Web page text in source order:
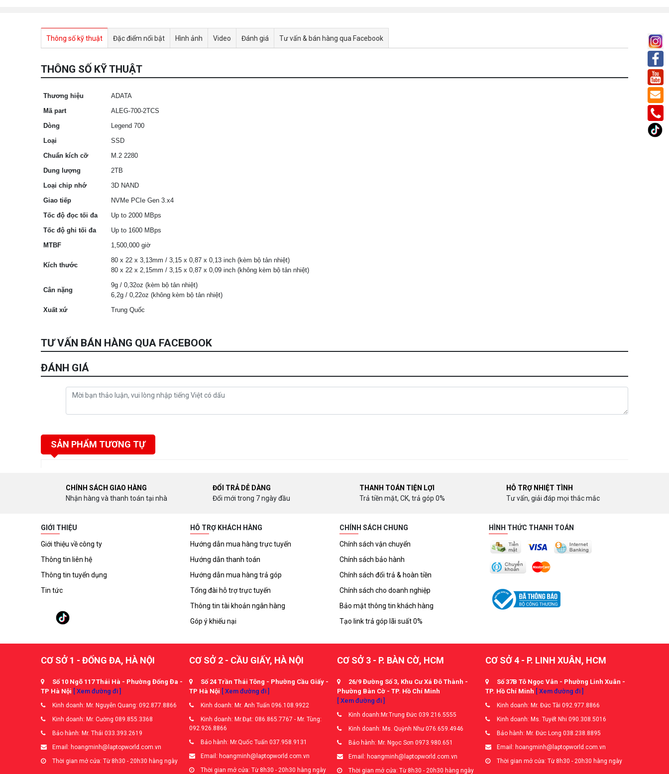
Thông số kỹ thuật Đặc điểm nổi bật Hình ảnh Video Đánh giá Tư vấn & bán hàng qua Facebook
THÔNG SỐ KỸ THUẬT
Thương hiệu
ADATA
Mã part
ALEG-700-2TCS
Dòng
Legend 700
Loại
SSD
Chuẩn kích cỡ
M.2 2280
Dung lượng
2TB
Loại chip nhớ
3D NAND
Giao tiếp
NVMe PCIe Gen 3.x4
Tốc độ đọc tối đa
Up to 2000 MBps
Tốc độ ghi tối đa
Up to 1600 MBps
MTBF
1,500,000 giờ
Kích thước
80 x 22 x 3,13mm / 3,15 x 0,87 x 0,13 inch (kèm bộ tản nhiệt)
80 x 22 x 2,15mm / 3,15 x 0,87 x 0,09 inch (không kèm bộ tản nhiệt)
Cân nặng
9g / 0,32oz (kèm bộ tản nhiệt)
6,2g / 0,22oz (không kèm bộ tản nhiệt)
Xuất xứ
Trung Quốc
TƯ VẤN BÁN HÀNG QUA FACEBOOK
ĐÁNH GIÁ
SẢN PHẨM TƯƠNG TỰ
CHÍNH SÁCH GIAO HÀNG
Nhận hàng và thanh toán tại nhà
ĐỔI TRẢ DỄ DÀNG
Đổi mới trong 7 ngày đầu
THANH TOÁN TIỆN LỢI
Trả tiền mặt, CK, trả góp 0%
HỖ TRỢ NHIỆT TÌNH
Tư vấn, giải đáp mọi thắc mắc
GIỚI THIỆU
Giới thiệu về công ty
Thông tin liên hệ
Thông tin tuyển dụng
Tin tức
HỖ TRỢ KHÁCH HÀNG
Hướng dẫn mua hàng trực tuyến
Hướng dẫn thanh toán
Hướng dẫn mua hàng trả góp
Tổng đài hỗ trợ trực tuyến
Thông tin tài khoản ngân hàng
Góp ý khiếu nại
CHÍNH SÁCH CHUNG
Chính sách vận chuyển
Chính sách bảo hành
Chính sách đổi trả & hoàn tiền
Chính sách cho doanh nghiệp
Bảo mật thông tin khách hàng
Tạo link trả góp lãi suất 0%
HÌNH THỨC THANH TOÁN
CƠ SỞ 1 - ĐỐNG ĐA, HÀ NỘI
Số 10 Ngõ 117 Thái Hà - Phường Đống Đa -
TP Hà Nội [ Xem đường đi ]
Kinh doanh: Mr. Nguyễn Quang: 092.877.8866
Kinh doanh: Mr. Cường 089.855.3368
Bảo hành: Mr. Thái 033.393.2619
Email: hoangminh@laptopworld.com.vn
Thời gian mở cửa: Từ 8h30 - 20h30 hàng ngày
CƠ SỞ 2 - CẦU GIẤY, HÀ NỘI
Số 24 Trần Thái Tông - Phường Cầu Giấy -
TP Hà Nội [ Xem đường đi ]
Kinh doanh: Mr. Anh Tuấn 096.108.9922
Kinh doanh: Mr.Đạt: 086.865.7767 - Mr. Tùng:
092.926.8866
Bảo hành: Mr.Quốc Tuấn 037.958.9131
Email: hoangminh@laptopworld.com.vn
Thời gian mở cửa: Từ 8h30 - 20h30 hàng ngày
CƠ SỞ 3 - P. BÀN CỜ, HCM
26/9 Đường Số 3, Khu Cư Xá Đô Thành -
Phường Bàn Cờ - TP. Hồ Chí Minh
[ Xem đường đi ]
Kinh doanh:Mr.Trung Đức 039.216.5555
Kinh doanh: Ms. Quỳnh Như 076.659.4946
Bảo hành: Mr. Ngọc Sơn 0973.980.651
Email: hoangminh@laptopworld.com.vn
Thời gian mở cửa: Từ 8h30 - 20h30 hàng ngày
CƠ SỞ 4 - P. LINH XUÂN, HCM
Số 37B Tô Ngọc Vân - Phường Linh Xuân -
TP. Hồ Chí Minh [ Xem đường đi ]
Kinh doanh: Mr. Đức Tài 092.977.8866
Kinh doanh: Ms. Tuyết Nhi 090.308.5016
Bảo hành: Mr. Đức Long 038.238.8895
Email: hoangminh@laptopworld.com.vn
Thời gian mở cửa: Từ 8h30 - 20h30 hàng ngày